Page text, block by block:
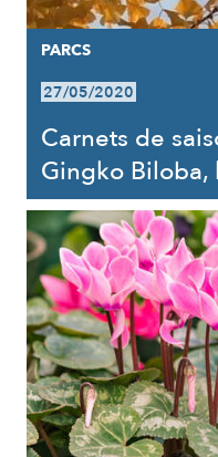
PARCS
27/05/2020
Carnets de
Gingko Biloba,